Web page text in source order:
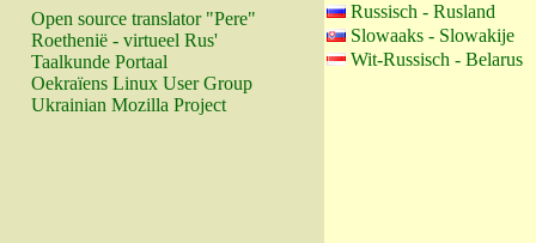
Open source translator "Pere"
Roethenië - virtueel Rus'
Taalkunde Portaal
Oekraïens Linux User Group
Ukrainian Mozilla Project
Russisch - Rusland
Slowaaks - Slowakije
Wit-Russisch - Belarus